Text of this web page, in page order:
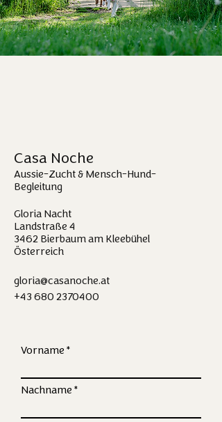
Casa Noche
Aussie-Zucht & Mensch-Hund-
Begleitung
Gloria Nacht
Landstraße 4
3462 Bierbaum am Kleebühel
Österreich
gloria@casanoche.at
+43 680 2370400
Vorname
Nachname